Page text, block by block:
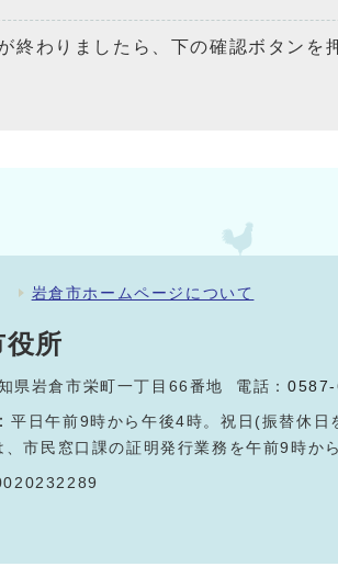
終わりましたら、下の確認ボタンを
岩倉市ホームページについて
役所
県岩倉市栄町一丁目66番地 電話：
平日午前9時から午後4時。祝日(振替休日
市民窓口課の証明発行業務を午前9時か